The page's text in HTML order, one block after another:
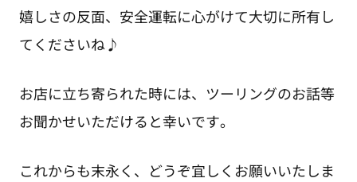
嬉しさの反面、安全運転に心がけて大切に所有し
てくださいね♪
お店に立ち寄られた時には、ツーリングのお話等
お聞かせいただけると幸いです。
これからも末永く、どうぞ宜しくお願いいたしま